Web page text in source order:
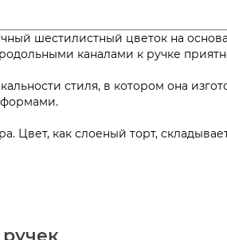
шестилистный цветок на
каналами к ручке
стиля, в котором она
формами.
Цвет, как слоеный торт,